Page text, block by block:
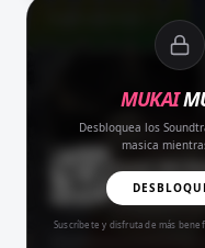
MUKAI
Desbloquea los
masica
Suscríbete y disfruta de más
Amor del
BALADA